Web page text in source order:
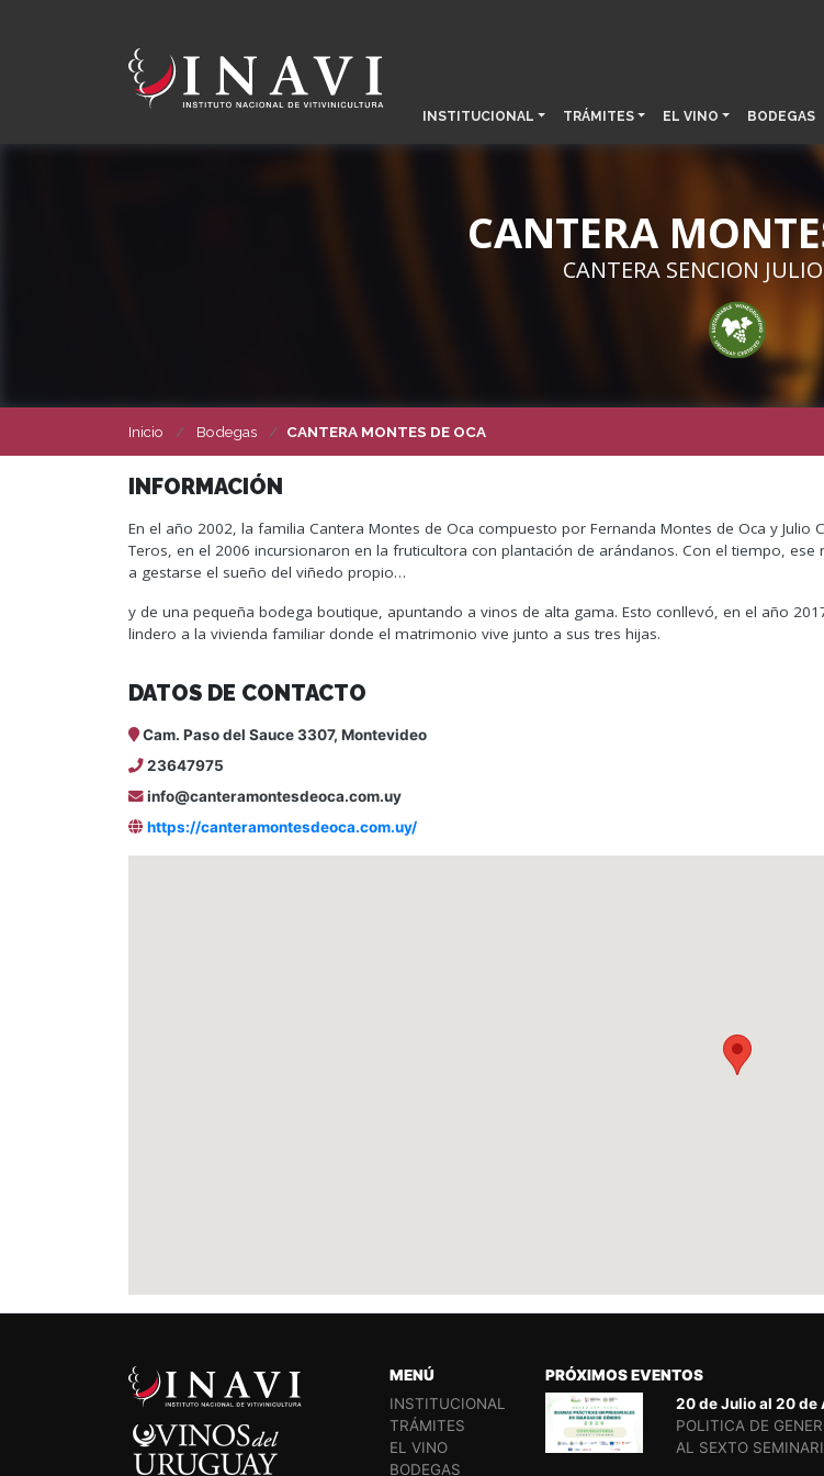
INSTITUCIONAL TRÁMITES EL VINO BODEGAS
CANTERA
CANTERA SENCION
Inicio Bodegas CANTERA MONTES DE OCA
INFORMACIÓN
En el año 2002, la familia Cantera Montes de Oca compuesto por Fernanda Montes de Oca y
Teros, en el 2006 incursionaron en la fruticultora con plantación de arándanos. Con el tiempo,
a gestarse el sueño del viñedo propio…
y de una pequeña bodega boutique, apuntando a vinos de alta gama. Esto conllevó, en el año
lindero a la vivienda familiar donde el matrimonio vive junto a sus tres hijas.
DATOS DE CONTACTO
Cam. Paso del Sauce 3307, Montevideo
23647975
info@canteramontesdeoca.com.uy
https://canteramontesdeoca.com.uy/
MENÚ
INSTITUCIONAL
TRÁMITES
EL VINO
BODEGAS
PRÓXIMOS EVENTOS
20 de Julio al 20 de
POLITICA DE
AL SEXTO